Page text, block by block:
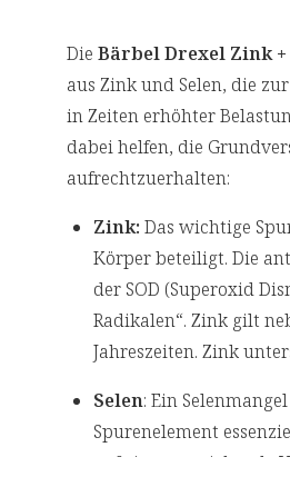
Die Bärbel Drexel Zink
aus Zink und Selen, die
in Zeiten erhöhter
dabei helfen, die
aufrechtzuerhalten:
Zink: Das wichtige
Körper beteiligt. Die
der SOD (Superoxid
Radikalen“. Zink gilt
Jahreszeiten. Zink
Selen: Ein
Spurenelement
auf eine ausreichende